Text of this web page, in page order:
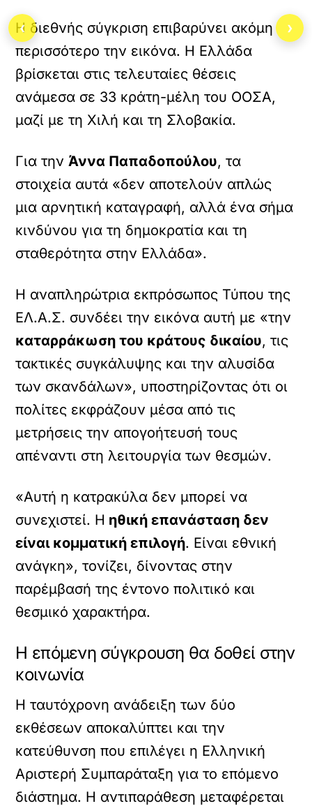
Η διεθνής σύγκριση επιβαρύνει ακόμη
περισσότερο την εικόνα. Η Ελλάδα
βρίσκεται στις τελευταίες θέσεις
ανάμεσα σε 33 κράτη-μέλη του ΟΟΣΑ,
μαζί με τη Χιλή και τη Σλοβακία.
Για τηνΆννα Παπαδοπούλου, τα
στοιχεία αυτά «δεν αποτελούν απλώς
μια αρνητική καταγραφή, αλλά ένα σήμα
κινδύνου για τη δημοκρατία και τη
σταθερότητα στην Ελλάδα».
Η αναπληρώτρια εκπρόσωπος Τύπου της
ΕΛ.Α.Σ. συνδέει την εικόνα αυτή με «την
καταρράκωση του κράτους δικαίου, τις
τακτικές συγκάλυψης και την αλυσίδα
των σκανδάλων», υποστηρίζοντας ότι οι
πολίτες εκφράζουν μέσα από τις
μετρήσεις την απογοήτευσή τους
απέναντι στη λειτουργία των θεσμών.
«Αυτή η κατρακύλα δεν μπορεί να
συνεχιστεί. Η ηθική επανάσταση δεν
είναι κομματική επιλογή. Είναι εθνική
ανάγκη», τονίζει, δίνοντας στην
παρέμβασή της έντονο πολιτικό και
θεσμικό χαρακτήρα.
Η επόμενη σύγκρουση θα δοθεί στην
κοινωνία
Η ταυτόχρονη ανάδειξη των δύο
εκθέσεων αποκαλύπτει και την
κατεύθυνση που επιλέγει η Ελληνική
Αριστερή Συμπαράταξη για το επόμενο
διάστημα. Η αντιπαράθεση μεταφέρεται
‹ ›